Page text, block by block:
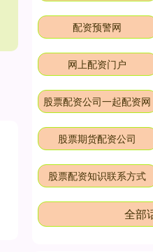
配资预警网
网上配资门户
股票配资公司一起配资网
股票期货配资公司
股票配资知识联系方式
全部